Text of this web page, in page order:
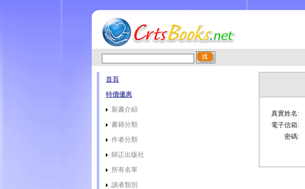
首頁
特價優惠
新書介紹
書籍分類
作者分類
歸正出版社
所有名單
讀者類別
真實姓名:
電子信箱:
密碼: